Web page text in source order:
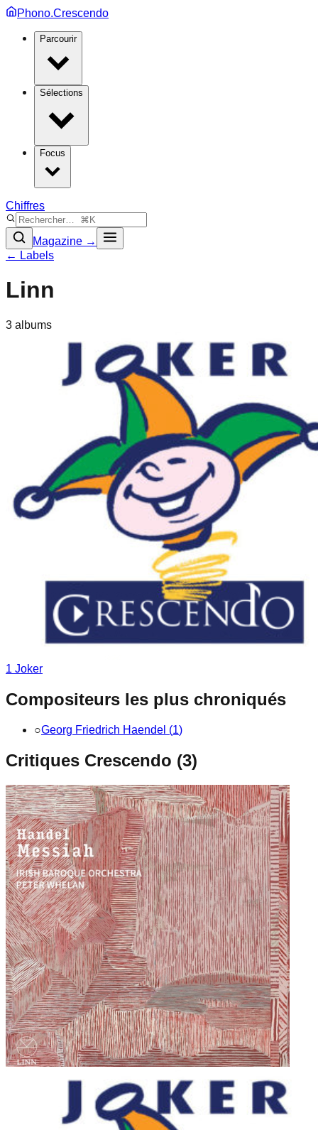
Phono.Crescendo
Parcourir
Sélections
Focus
Chiffres
Magazine →
← Labels
Linn
3 albums
1 Joker
Compositeurs les plus chroniqués
○Georg Friedrich Haendel (1)
Critiques Crescendo (3)